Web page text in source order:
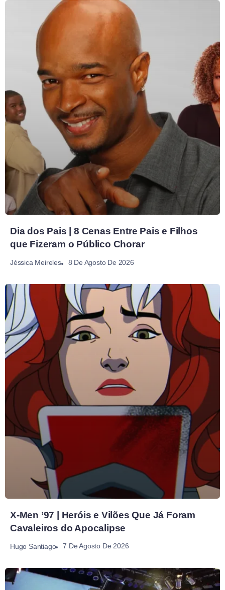
Dia dos Pais | 8 Cenas Entre Pais e Filhos
que Fizeram o Público Chorar
Jéssica Meireles 8 De Agosto De 2026
X-Men ’97 | Heróis e Vilões Que Já Foram
Cavaleiros do Apocalipse
Hugo Santiago 7 De Agosto De 2026